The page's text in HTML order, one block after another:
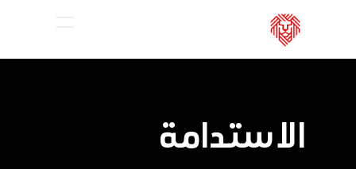
main
الاستدامة